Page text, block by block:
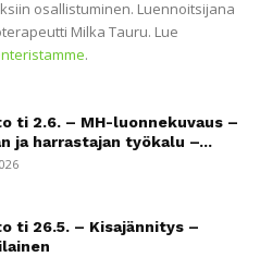
osallistuminen. Luennoitsijana
Milka Tauru. Lue
.
ti 2.6. – MH-luonnekuvaus –
ja harrastajan työkalu –...
ti 26.5. – Kisajännitys –